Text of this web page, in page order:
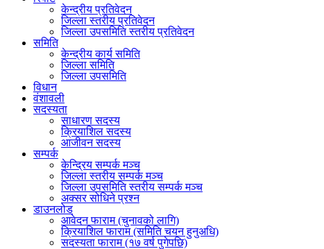
केन्द्रीय प्रतिवेदन
जिल्ला स्तरीय प्रतिवेदन
जिल्ला उपसमिति स्तरीय प्रतिवेदन
समिति
केन्द्रीय कार्य समिति
जिल्ला समिति
जिल्ला उपसमिति
विधान
वंशावली
सदस्यता
साधारण सदस्य
क्रियाशिल सदस्य
आजीवन सदस्य
सम्पर्क
केन्द्रिय सम्पर्क मञ्च
जिल्ला स्तरीय सम्पर्क मञ्च
जिल्ला उपसमिति स्तरीय सम्पर्क मञ्च
अक्सर सोधिने प्रश्न
डाउनलोड
आवेदन फाराम (चुनावको लागि)
क्रियाशिल फाराम (समिति चयन हुनुअधि)
सदस्यता फाराम (१७ वर्ष पुगेपछि)